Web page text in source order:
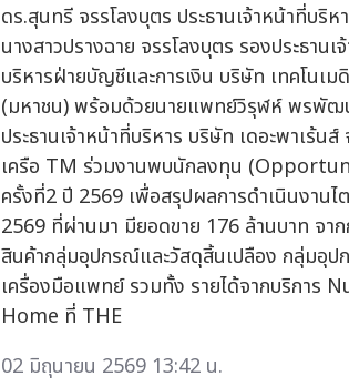
ดร.สุนทรี จรรโลงบุตร ประธานเจ้าหน้าที่บริห
นางสาวปรางฉาย จรรโลงบุตร รองประธานเ
บริหารฝ่ายบัญชีและการเงิน บริษัท เทคโนเม
(มหาชน) พร้อมด้วยนายแพทย์วิรุฬห์ พรพัฒ
ประธานเจ้าหน้าที่บริหาร บริษัท เดอะพาเร้นส์
เครือ TM ร่วมงานพบนักลงทุน
ครั้งที่2 ปี 2569 เพื่อสรุปผลการดำเนินงานไ
2569 ที่ผ่านมา มียอดขาย 176 ล้านบาท จาก
สินค้ากลุ่มอุปกรณ์และวัสดุสิ้นเปลือง กลุ่มอุป
เครื่องมือแพทย์ รวมทั้ง รายได้จากบริการ
Home ที่ THE
02 มิถุนายน 2569 13:42 น.